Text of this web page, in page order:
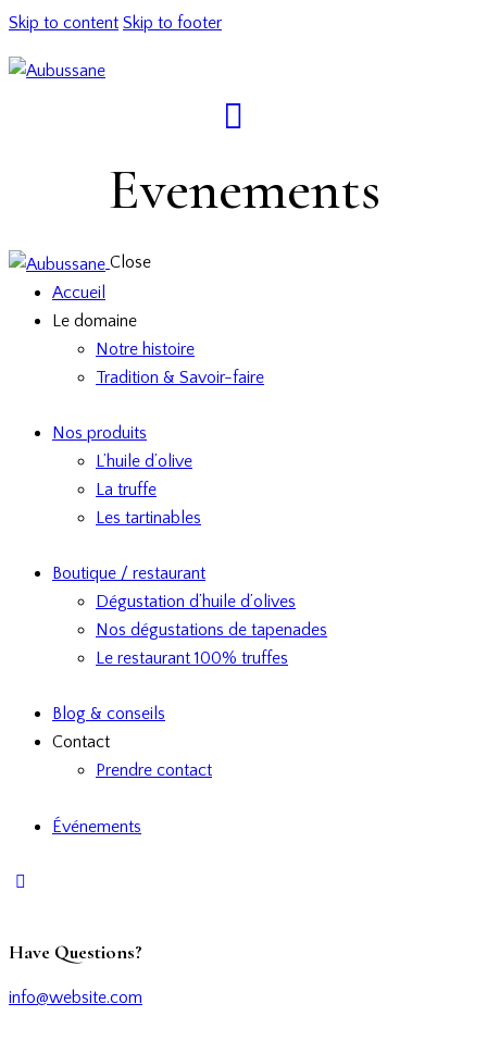
Skip to content Skip to footer
Evenements
Close
Accueil
Le domaine
Notre histoire
Tradition & Savoir-faire
Nos produits
L’huile d’olive
La truffe
Les tartinables
Boutique / restaurant
Dégustation d’huile d’olives
Nos dégustations de tapenades
Le restaurant 100% truffes
Blog & conseils
Contact
Prendre contact
Événements
Have Questions?
info@website.com